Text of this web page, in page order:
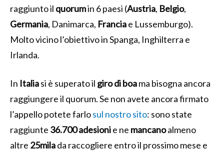
raggiunto il quorumin 6 paesi (Austria, Belgio,
Germania, Danimarca, Franciae Lussemburgo).
Molto vicino l’obiettivo in Spanga, Inghilterra e
Irlanda.
In Italiasi è superato il giro di boama bisogna ancora
raggiungere il quorum. Se non avete ancora firmato
l’appello potete farlosul nostro sito: sono state
raggiunte 36.700 adesionie ne mancanoalmeno
altre 25milada raccogliere entro il prossimo mese e